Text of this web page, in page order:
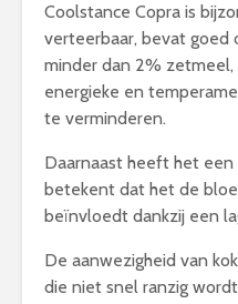
Coolstance Copra is
verteerbaar, bevat
minder dan 2%
energieke en
te verminderen.
Daarnaast heeft het een
betekent dat het de
beïnvloedt dankzij een
De aanwezigheid van
die niet snel ranzig